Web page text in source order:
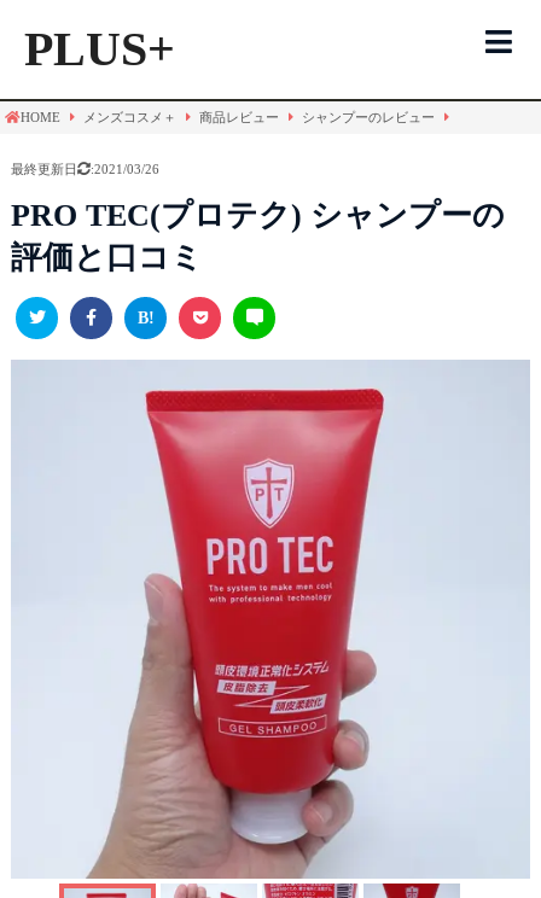
PLUS+
メンズコスメTOP
化粧水
シャンプー
洗顔
評価一覧
化粧水
シャンプー
洗顔
HOME メンズコスメ＋ 商品レビュー シャンプーのレビュー
最終更新日 :2021/03/26
PRO TEC(プロテク) シャンプーの
評価と口コミ